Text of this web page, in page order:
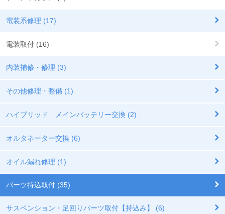
電装系修理 (17)
電装取付 (16)
内装補修・修理 (3)
その他修理・整備 (1)
ハイブリッド メインバッテリー交換 (2)
オルタネーター交換 (6)
オイル漏れ修理 (1)
パーツ持込取付 (35)
サスペンション・足回りパーツ取付【持込み】 (6)